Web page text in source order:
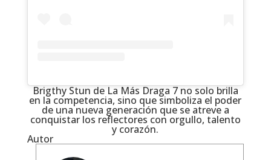
Brigthy Stun de La Más Draga 7 no solo brilla
en la competencia, sino que simboliza el poder
de una nueva generación que se atreve a
conquistar los reflectores con orgullo, talento
y corazón.
Autor